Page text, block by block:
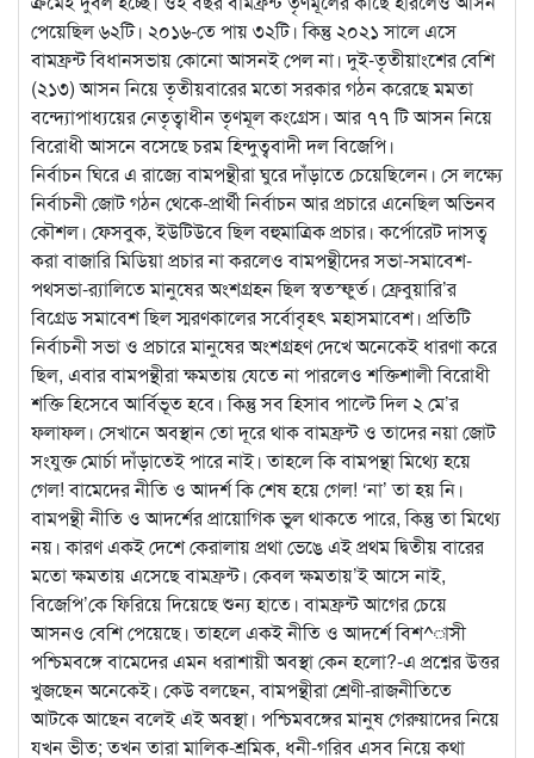
পেয়েছিল ৬২টি। ২০১৬-তে পায় ৩২টি। কিন্তু ২০২১ সালে এসে
বামফ্রন্ট বিধানসভায় কোনো আসনই পেল না। দুই-তৃতীয়াংশের বেশি
(২১৩) আসন নিয়ে তৃতীয়বারের মতো সরকার গঠন করেছে মমতা
বন্দ্যোপাধ্যয়ের নেতৃত্বাধীন তৃণমূল কংগ্রেস। আর ৭৭ টি আসন নিয়ে
বিরোধী আসনে বসেছে চরম হিন্দুত্ববাদী দল বিজেপি।
নির্বাচন ঘিরে এ রাজ্যে বামপন্থীরা ঘুরে দাঁড়াতে চেয়েছিলেন। সে লক্ষ্যে
নির্বাচনী জোট গঠন থেকে-প্রার্থী নির্বাচন আর প্রচারে এনেছিল অভিনব
কৌশল। ফেসবুক, ইউটিউবে ছিল বহুমাত্রিক প্রচার। কর্পোরেট দাসত্ব
করা বাজারি মিডিয়া প্রচার না করলেও বামপন্থীদের সভা-সমাবেশ-
পথসভা-র‌্যালিতে মানুষের অংশগ্রহন ছিল স্বতস্ফুর্ত। ফ্রেবুয়ারি’র
বিগ্রেড সমাবেশ ছিল স্মরণকালের সর্বোবৃহৎ মহাসমাবেশ। প্রতিটি
নির্বাচনী সভা ও প্রচারে মানুষের অংশগ্রহণ দেখে অনেকেই ধারণা করে
ছিল, এবার বামপন্থীরা ক্ষমতায় যেতে না পারলেও শক্তিশালী বিরোধী
শক্তি হিসেবে আর্বিভূত হবে। কিন্তু সব হিসাব পাল্টে দিল ২ মে’র
ফলাফল। সেখানে অবস্থান তো দূরে থাক বামফ্রন্ট ও তাদের নয়া জোট
সংযুক্ত মোর্চা দাঁড়াতেই পারে নাই। তাহলে কি বামপন্থা মিথ্যে হয়ে
গেল! বামেদের নীতি ও আদর্শ কি শেষ হয়ে গেল! ‘না’ তা হয় নি।
বামপন্থী নীতি ও আদর্শের প্রায়োগিক ভুল থাকতে পারে, কিন্তু তা মিথ্যে
নয়। কারণ একই দেশে কেরালায় প্রথা ভেঙে এই প্রথম দ্বিতীয় বারের
মতো ক্ষমতায় এসেছে বামফ্রন্ট। কেবল ক্ষমতায়’ই আসে নাই,
বিজেপি’কে ফিরিয়ে দিয়েছে শুন্য হাতে। বামফ্রন্ট আগের চেয়ে
আসনও বেশি পেয়েছে। তাহলে একই নীতি ও আদর্শে বিশ^াসী
পশ্চিমবঙ্গে বামেদের এমন ধরাশায়ী অবস্থা কেন হলো?-এ প্রশ্নের উত্তর
খুজছেন অনেকেই। কেউ বলছেন, বামপন্থীরা শ্রেণী-রাজনীতিতে
আটকে আছেন বলেই এই অবস্থা। পশ্চিমবঙ্গের মানুষ গেরুয়াদের নিয়ে
যখন ভীত; তখন তারা মালিক-শ্রমিক, ধনী-গরিব এসব নিয়ে কথা